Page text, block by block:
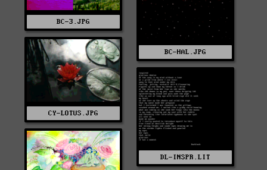
BC-3.JPG
BC-HAL.JPG
CY-LOTUS.JPG
DL-INSPR.LIT